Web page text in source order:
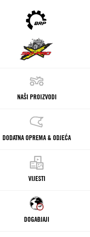
NAŠI PROIZVODI
DODATNA OPREMA & ODJEĆA
VIJESTI
DOGAĐJAJI